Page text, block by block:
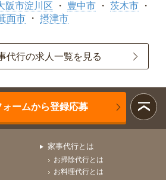
阪市淀川区 豊中市
茨木市
面市
摂津市
代行の求人一覧を見る
ォームから登録応募
家事代行とは
お掃除代行とは
お料理代行とは